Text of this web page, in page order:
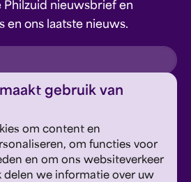
gebruik van
om content en
om functies voor
en om ons websiteverkeer
delen we informatie over uw
Philzuid nieuwsbrief en
ons laatste nieuws.
en Servicevoorwaarden
steun ons!